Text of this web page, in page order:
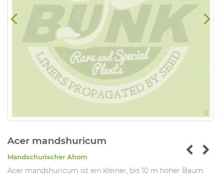
Acer mandshuricum
Mandschurischer Ahorn
Acer mandshuricum ist ein kleiner, bis 10 m hoher Baum